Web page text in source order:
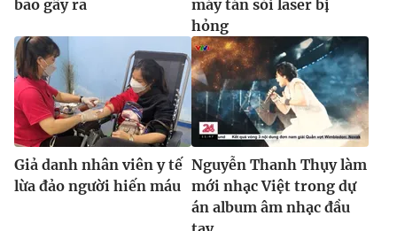
Ðiện thoại Thời báo VTV:
024.66 897 897
Email:toasoan@vtv.vn
Liên hệ quảng cáo:024-7300.7108
bão gây ra
máy tán sỏi laser bị
hỏng
Giả danh nhân viên y tế
lừa đảo người hiến máu
Nguyễn Thanh Thụy làm
mới nhạc Việt trong dự
án album âm nhạc đầu